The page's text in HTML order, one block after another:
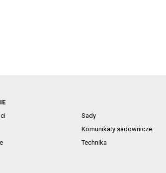
Sady
Komunikaty sadownicze
Technika